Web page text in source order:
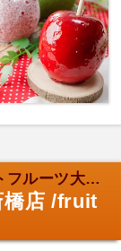
南海なんばで味わうミッドナイトフルーツ大福。
橋店 /fruit